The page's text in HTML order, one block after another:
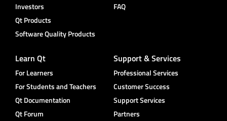
Investors
Qt Products
Software Quality Products
FAQ
Learn Qt
For Learners
For Students and Teachers
Qt Documentation
Qt Forum
Support & Services
Professional Services
Customer Success
Support Services
Partners